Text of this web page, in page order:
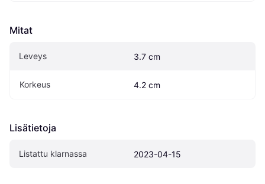
Mitat
Leveys 3.7 cm
Korkeus 4.2 cm
Lisätietoja
Listattu klarnassa 2023-04-15